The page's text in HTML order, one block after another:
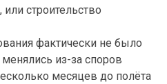
строительство
фактически не было
из-за споров
месяцев до полёта